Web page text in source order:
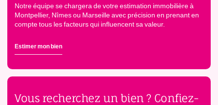
Notre équipe se chargera de votre estimation immobilière à
Montpellier, Nîmes ou Marseille avec précision en prenant en
compte tous les facteurs qui influencent sa valeur.
Estimer mon bien
Vous recherchez un bien ? Confiez-